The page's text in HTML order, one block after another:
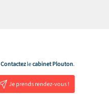
Contactezlecabinet Plouton.
Je prends rendez-vous !